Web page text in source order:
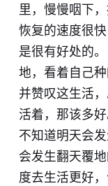
里，慢慢咽下
恢复的速度很
是很有好处的
地，看着自己
并赞叹这生活
活着，那该多
不知道明天会
会发生翻天覆
度去生活更好